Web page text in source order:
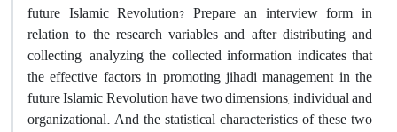
future Islamic Revolution? Prepare an interview form in
relation to the research variables and after distributing and
collecting, analyzing the collected information indicates that
the effective factors in promoting jihadi management in the
future Islamic Revolution have two dimensions, individual and
organizational. And the statistical characteristics of these two